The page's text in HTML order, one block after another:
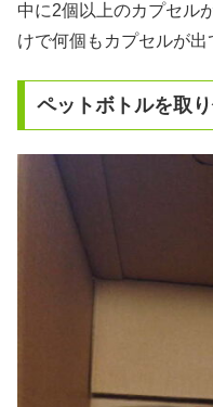
中に2個以上のカプセル
けで何個もカプセルが出
ペットボトルを取